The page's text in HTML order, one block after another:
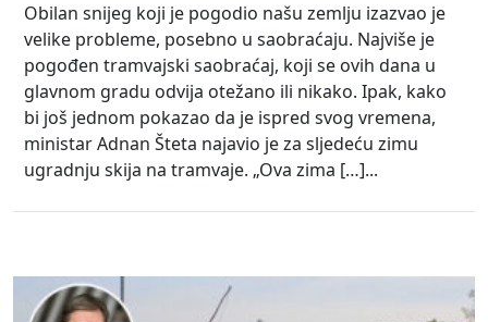
Obilan snijeg koji je pogodio našu zemlju izazvao je
velike probleme, posebno u saobraćaju. Najviše je
pogođen tramvajski saobraćaj, koji se ovih dana u
glavnom gradu odvija otežano ili nikako. Ipak, kako
bi još jednom pokazao da je ispred svog vremena,
ministar Adnan Šteta najavio je za sljedeću zimu
ugradnju skija na tramvaje. „Ova zima […]...